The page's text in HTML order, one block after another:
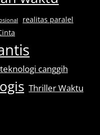
realitas paralel
teknologi canggih
Thriller Waktu